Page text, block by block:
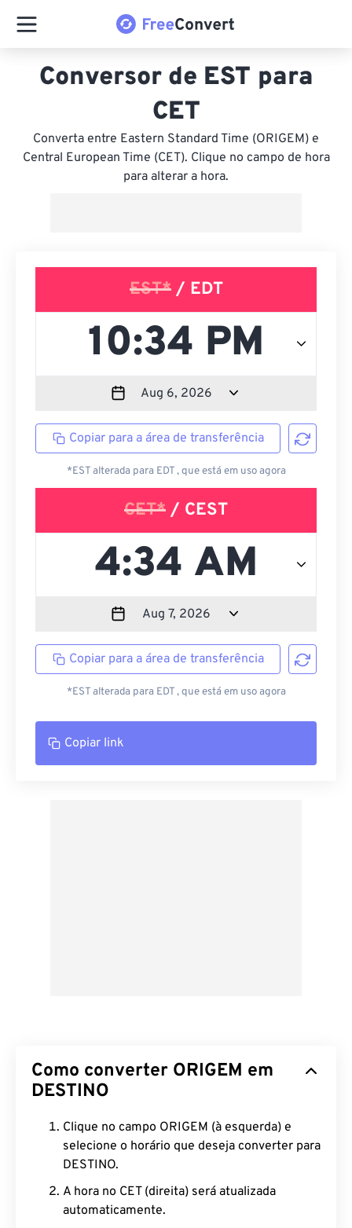
Conversor de EST para
CET
Converta entre Eastern Standard Time (ORIGEM) e
Central European Time (CET). Clique no campo de hora
para alterar a hora.
EST*/ EDT
Copiar para a área de transferência
*EST alterada para EDT , que está em uso agora
CET* / CEST
Copiar para a área de transferência
*EST alterada para EDT , que está em uso agora
Copiar link
Como converter ORIGEM em
DESTINO
Clique no campo ORIGEM (à esquerda) e
selecione o horário que deseja converter para
DESTINO.
A hora no CET (direita) será atualizada
automaticamente.